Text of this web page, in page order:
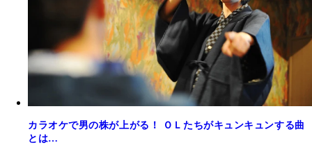
カラオケで男の株が上がる！ ＯＬたちがキュンキュンする曲
とは…